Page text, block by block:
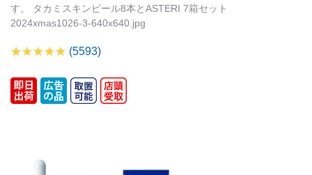
す。 タカミスキンピール8本とASTERI 7箱セット
2024xmas1026-3-640x640.jpg
(5593)